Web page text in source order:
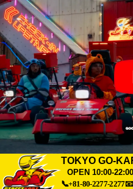
TOKYO GO-
OPEN 10:00-22:00
📞+81-80-2277-2277📧